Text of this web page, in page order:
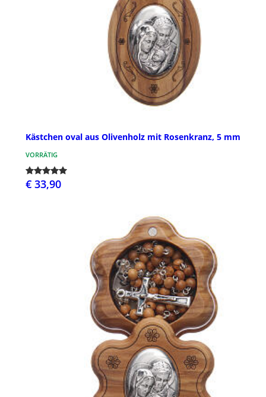
Kästchen oval aus Olivenholz mit Rosenkranz, 5 mm
VORRÄTIG
€ 33,90